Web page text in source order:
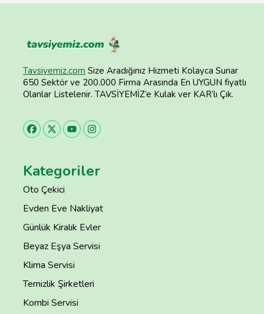
Tavsiyemiz.com Size Aradığınız Hizmeti Kolayca Sunar
650 Sektör ve 200.000 Firma Arasında En UYGUN fiyatlı
Olanlar Listelenir. TAVSİYEMİZ’e Kulak ver KAR’lı Çık.
Kategoriler
Oto Çekici
Evden Eve Nakliyat
Günlük Kiralık Evler
Beyaz Eşya Servisi
Klima Servisi
Temizlik Şirketleri
Kombi Servisi